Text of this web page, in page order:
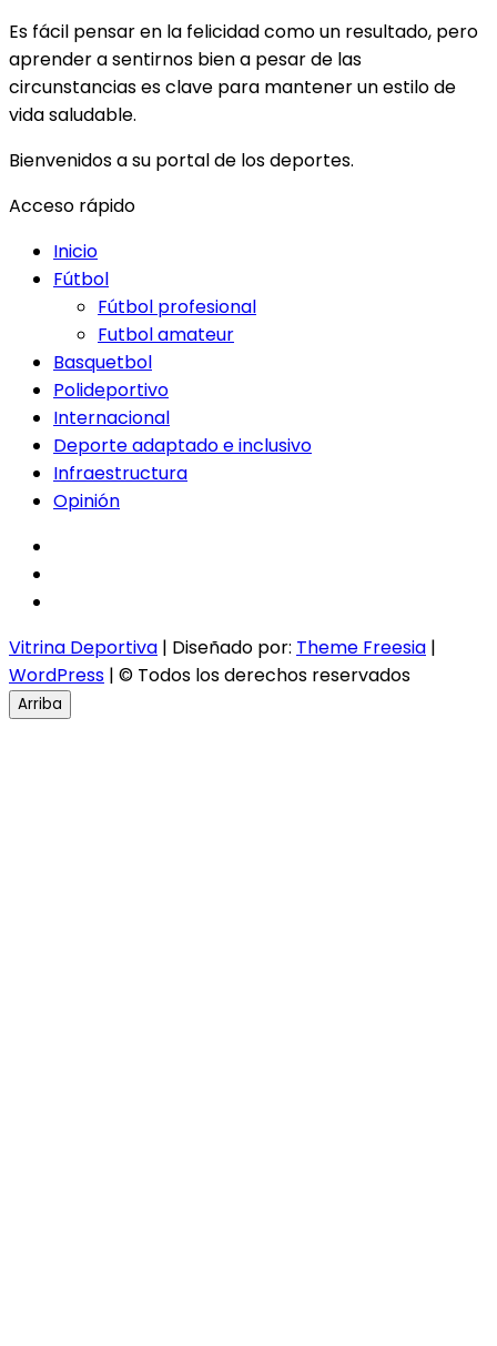
Es fácil pensar en la felicidad como un resultado, pero
aprender a sentirnos bien a pesar de las
circunstancias es clave para mantener un estilo de
vida saludable.
Bienvenidos a su portal de los deportes.
Acceso rápido
Inicio
Fútbol
Fútbol profesional
Futbol amateur
Basquetbol
Polideportivo
Internacional
Deporte adaptado e inclusivo
Infraestructura
Opinión
Vitrina Deportiva | Diseñado por: Theme Freesia |
WordPress | © Todos los derechos reservados
Arriba